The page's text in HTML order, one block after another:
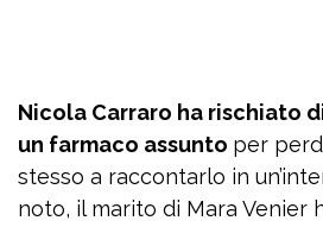
Nicola Carraro ha rischiato
un farmaco assunto per
stesso a raccontarlo in
noto, il marito di Mara Venier